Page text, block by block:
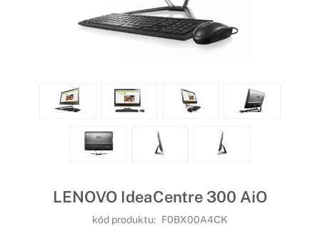
LENOVO IdeaCentre 300 AiO
kód produktu: F0BX00A4CK